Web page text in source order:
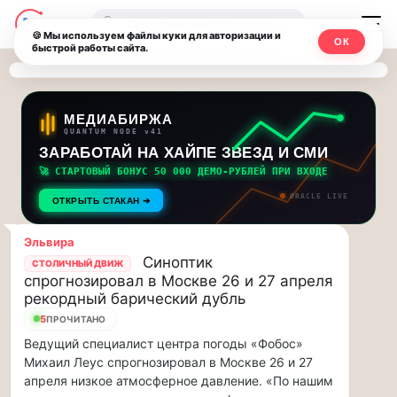
Последние
новости
и
обновления
потока:
Друзья,
приглашаем
на
музыкальную
прогулку
по
Москве
Чайковского!…
приглашаем
на
музыкальную
Москвичи.net
—
Главный
столичный
чат-
мессенджер,
новости
и
инсайды
Москвы
🔍
МЕДИАБИРЖА
QUANTUM NODE v41
ЗАРАБОТАЙ НА ХАЙПЕ ЗВЕЗД И СМИ
🚀 СТАРТОВЫЙ БОНУС 50 000 ДЕМО-РУБЛЕЙ ПРИ ВХОДЕ
ОТКРЫТЬ СТАКАН ➔ ORACLE LIVE
Эльвира
СТОЛИЧНЫЙ ДВИЖ
Синоптик
спрогнозировал в Москве 26 и 27 апреля
рекордный барический дубль
5ПРОЧИТАНО
Ведущий специалист центра погоды «Фобос»
Михаил Леус спрогнозировал в Москве 26 и 27
апреля низкое атмосферное давление. «По нашим
🍪 Мы используем файлы куки для авторизации и
быстрой работы сайта.
ОК